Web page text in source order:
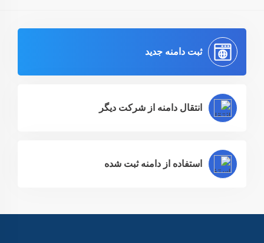
ثبت دامنه جدید
انتقال دامنه از شرکت دیگر
استفاده از دامنه ثبت شده